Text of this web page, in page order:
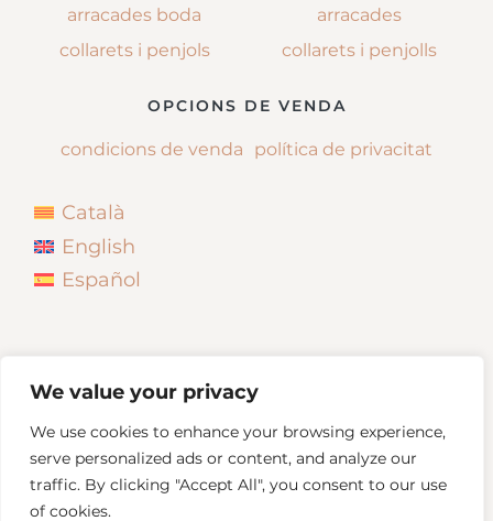
We value your privacy
We use cookies to enhance your browsing experience,
serve personalized ads or content, and analyze our
traffic. By clicking "Accept All", you consent to our use
of cookies.
arracades boda
collarets i penjols
arracades
collarets i penjolls
OPCIONS DE VENDA
condicions de venda política de privacitat
Català
English
Español